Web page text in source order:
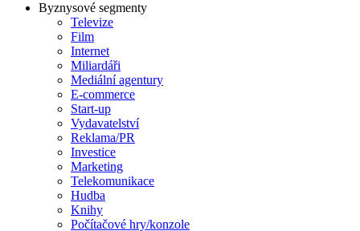
Byznysové segmenty
Televize
Film
Internet
Miliardáři
Mediální agentury
E-commerce
Start-up
Vydavatelství
Reklama/PR
Investice
Marketing
Telekomunikace
Hudba
Knihy
Počítačové hry/konzole